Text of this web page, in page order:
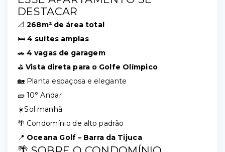
DESTACAR
📐 268m² de área total
🛏️ 4 suítes amplas
🚗 4 vagas de garagem
⛳ Vista direta para o Golfe Olímpico
🏡 Planta espaçosa e elegante
🧱 10° Andar
☀️Sol manhã
🌴 Condomínio de alto padrão
📍 Oceana Golf – Barra da Tijuca